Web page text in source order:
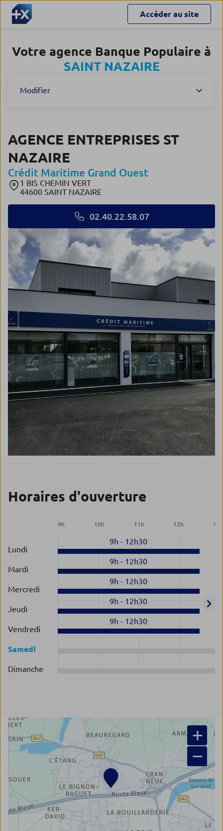
Accéder au site
Votre agence Banque Populaire à
SAINT NAZAIRE
Modifier
AGENCE ENTREPRISES ST
NAZAIRE
Crédit Maritime Grand Ouest
1 BIS CHEMIN VERT
44600 SAINT NAZAIRE
02.40.22.58.07
Horaires d'ouverture
9h 10h 11 h 12h 13
Lundi
9h - 12h30
Mardi
9h - 12h30
Mercredi
9h - 12h30
Jeudi
9h - 12h30
Vendredi
9h - 12h30
Samedi
Dimanche
+
−